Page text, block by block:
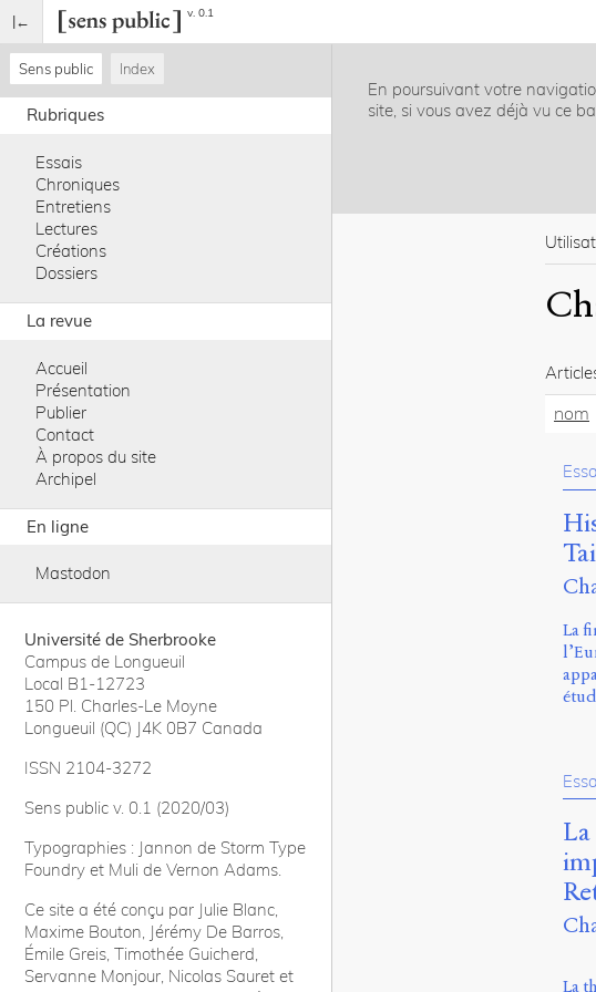
v. 0.1
Sens public Index
Rubriques
Essais
Chroniques
Entretiens
Lectures
Créations
Dossiers
La revue
Accueil
Présentation
Publier
Contact
À propos du site
Archipel
En ligne
Mastodon
Université de Sherbrooke
Campus de Longueuil
Local B1-12723
150 Pl. Charles-Le Moyne
Longueuil (QC) J4K 0B7 Canada
ISSN 2104-3272
Sens public v. 0.1 (2020/03)
Typographies : Jannon de Storm Type
Foundry et Muli de Vernon Adams.
Ce site a été conçu par Julie Blanc,
Maxime Bouton, Jérémy De Barros,
Émile Greis, Timothée Guicherd,
Servanne Monjour, Nicolas Sauret et
En poursuivant votre
site, si vous avez déjà vu ce
nom
La
La